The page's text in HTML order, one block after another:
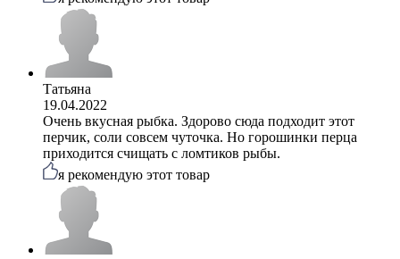
Татьяна
19.04.2022
Очень вкусная рыбка. Здорово сюда подходит этот
перчик, соли совсем чуточка. Но горошинки перца
приходится счищать с ломтиков рыбы.
я рекомендую этот товар